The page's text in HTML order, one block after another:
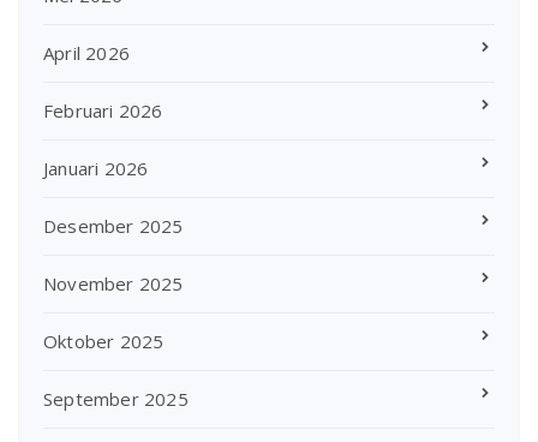
April 2026
Februari 2026
Januari 2026
Desember 2025
November 2025
Oktober 2025
September 2025